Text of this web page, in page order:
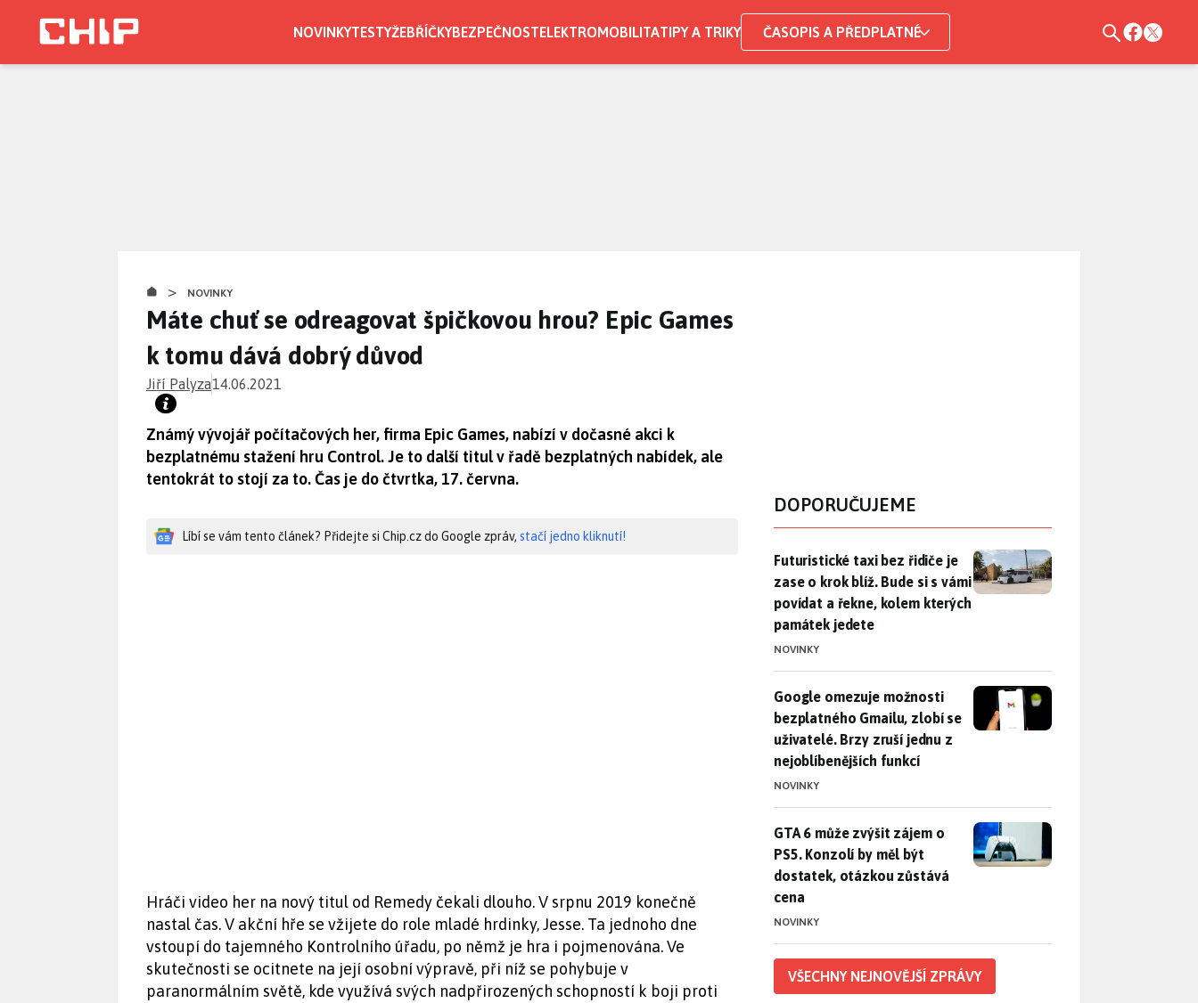
NOVINKYTESTYŽEBŘÍČKYBEZPEČNOSTELEKTROMOBILITATIPY A TRIKY ČASOPIS A PŘEDPLATNÉ
> NOVINKY
Máte chuť se odreagovat špičkovou hrou? Epic Games
k tomu dává dobrý důvod
Jiří Palyza14.06.2021
Známý vývojář počítačových her, firma Epic Games, nabízí v dočasné akci k
bezplatnému stažení hru Control. Je to další titul v řadě bezplatných nabídek, ale
tentokrát to stojí za to. Čas je do čtvrtka, 17. června.
Líbí se vám tento článek? Přidejte si Chip.cz do Google zpráv, stačí jedno kliknutí!
Hráči video her na nový titul od Remedy čekali dlouho. V srpnu 2019 konečně
nastal čas. V akční hře se vžijete do role mladé hrdinky, Jesse. Ta jednoho dne
vstoupí do tajemného Kontrolního úřadu, po němž je hra i pojmenována. Ve
skutečnosti se ocitnete na její osobní výpravě, při níž se pohybuje v
paranormálním světě, kde využívá svých nadpřirozených schopností k boji proti
DOPORUČUJEME
Futuristické taxi bez řidiče je zase o krok blíž. Bude si s vámi
Futuristické taxi bez řidiče je
zase o krok blíž. Bude si s vámi
povídat a řekne, kolem kterých
památek jedete
NOVINKY
Google omezuje možnosti bezplatného Gmailu, zlobí se
Google omezuje možnosti
bezplatného Gmailu, zlobí se
uživatelé. Brzy zruší jednu z
nejoblíbenějších funkcí
NOVINKY
GTA 6 může zvýšit zájem o PS5. Konzolí by měl být dostatek,
GTA 6 může zvýšit zájem o
PS5. Konzolí by měl být
dostatek, otázkou zůstává
cena
NOVINKY
VŠECHNY NEJNOVĚJŠÍ ZPRÁVY